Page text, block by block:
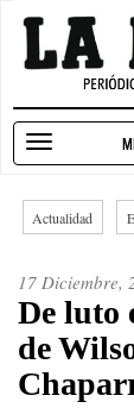
Pasar
contenido
Actualidad
17 Diciembre,
De luto
de